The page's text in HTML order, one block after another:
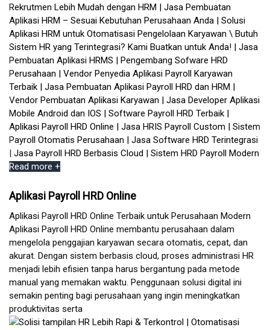
Read more +
Aplikasi Payroll HRD Online
Aplikasi Payroll HRD Online Terbaik untuk Perusahaan Modern
Aplikasi Payroll HRD Online membantu perusahaan dalam
mengelola penggajian karyawan secara otomatis, cepat, dan
akurat. Dengan sistem berbasis cloud, proses administrasi HR
menjadi lebih efisien tanpa harus bergantung pada metode
manual yang memakan waktu. Penggunaan solusi digital ini
semakin penting bagi perusahaan yang ingin meningkatkan
produktivitas serta